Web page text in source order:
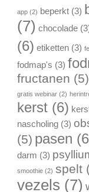
app (2) beperkt (3)
(7) chocolade
(6) etiketten (3)
fodmap's (3)
fructanen (5)
gratis webinar (2)
kerst (6)
nascholing (3)
(5) pasen
darm (3)
smoothie (2) spelt
vezels (7)